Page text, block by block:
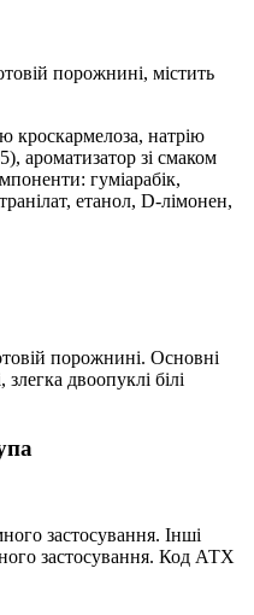
порожнині, містить
кроскармелоза, натрію
ароматизатор зі смаком
гуміарабік,
етанол, D-лімонен,
порожнині. Основні
злегка двоопуклі білі
застосування. Інші
застосування. Код АТХ